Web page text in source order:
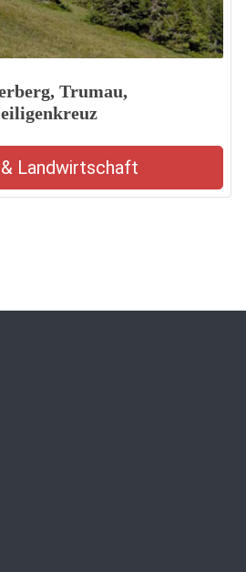
Trumau,
Landwirtschaft